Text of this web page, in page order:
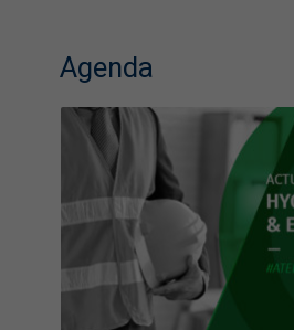
Agenda